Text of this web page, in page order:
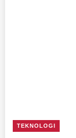
TEKNOLOGI